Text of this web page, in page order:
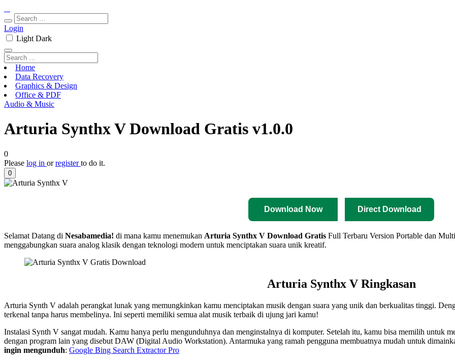
Login
Light Dark
Home
Data Recovery
Graphics & Design
Office & PDF
Audio & Music
Arturia Synthx V Download Gratis v1.0.0
0
Please log in orregisterto do it.
0
Download Now Direct Download
Selamat Datang di Nesabamedia! di mana kamu menemukan Arturia Synthx V Download Gratis Full Terbaru Version Portable dan
menggabungkan suara analog klasik dengan teknologi modern untuk menciptakan suara unik kreatif.
Arturia Synthx V Ringkasan
Arturia Synth V adalah perangkat lunak yang memungkinkan kamu menciptakan musik dengan suara yang unik dan berkualitas tinggi.
terkenal tanpa harus membelinya. Ini seperti memiliki semua alat musik terbaik di ujung jari kamu!
Instalasi Synth V sangat mudah. Kamu hanya perlu mengunduhnya dan menginstalnya di komputer. Setelah itu, kamu bisa memilih untuk
dengan program lain yang disebut DAW (Digital Audio Workstation). Antarmuka yang ramah pengguna membuatnya mudah untuk
ingin mengunduh: Google Bing Search Extractor Pro